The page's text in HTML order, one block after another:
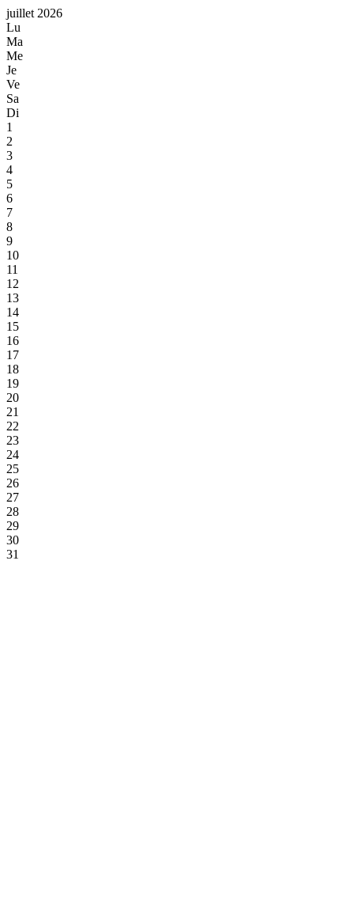
juillet 2026
Lu
Ma
Me
Je
Ve
Sa
Di
1
2
3
4
5
6
7
8
9
10
11
12
13
14
15
16
17
18
19
20
21
22
23
24
25
26
27
28
29
30
31